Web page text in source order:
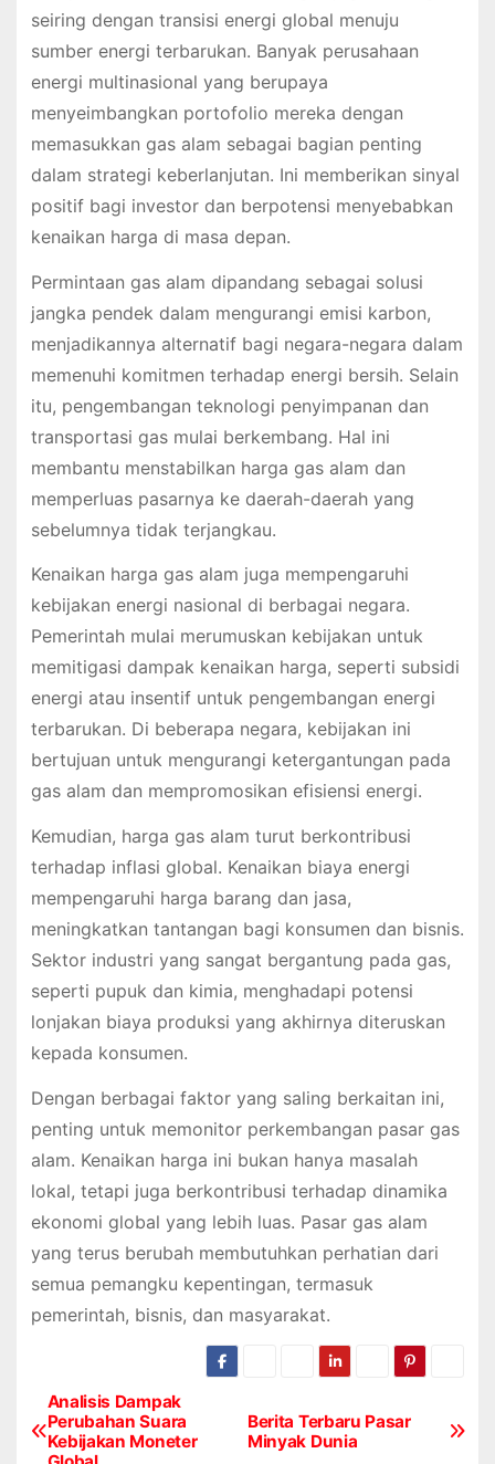
seiring dengan transisi energi global menuju
sumber energi terbarukan. Banyak perusahaan
energi multinasional yang berupaya
menyeimbangkan portofolio mereka dengan
memasukkan gas alam sebagai bagian penting
dalam strategi keberlanjutan. Ini memberikan sinyal
positif bagi investor dan berpotensi menyebabkan
kenaikan harga di masa depan.
Permintaan gas alam dipandang sebagai solusi
jangka pendek dalam mengurangi emisi karbon,
menjadikannya alternatif bagi negara-negara dalam
memenuhi komitmen terhadap energi bersih. Selain
itu, pengembangan teknologi penyimpanan dan
transportasi gas mulai berkembang. Hal ini
membantu menstabilkan harga gas alam dan
memperluas pasarnya ke daerah-daerah yang
sebelumnya tidak terjangkau.
Kenaikan harga gas alam juga mempengaruhi
kebijakan energi nasional di berbagai negara.
Pemerintah mulai merumuskan kebijakan untuk
memitigasi dampak kenaikan harga, seperti subsidi
energi atau insentif untuk pengembangan energi
terbarukan. Di beberapa negara, kebijakan ini
bertujuan untuk mengurangi ketergantungan pada
gas alam dan mempromosikan efisiensi energi.
Kemudian, harga gas alam turut berkontribusi
terhadap inflasi global. Kenaikan biaya energi
mempengaruhi harga barang dan jasa,
meningkatkan tantangan bagi konsumen dan bisnis.
Sektor industri yang sangat bergantung pada gas,
seperti pupuk dan kimia, menghadapi potensi
lonjakan biaya produksi yang akhirnya diteruskan
kepada konsumen.
Dengan berbagai faktor yang saling berkaitan ini,
penting untuk memonitor perkembangan pasar gas
alam. Kenaikan harga ini bukan hanya masalah
lokal, tetapi juga berkontribusi terhadap dinamika
ekonomi global yang lebih luas. Pasar gas alam
yang terus berubah membutuhkan perhatian dari
semua pemangku kepentingan, termasuk
pemerintah, bisnis, dan masyarakat.
P
Berita Terbaru Pasar
Minyak Dunia
Analisis Dampak
Perubahan Suara
Kebijakan Moneter